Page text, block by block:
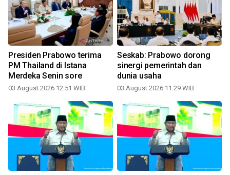
Presiden Prabowo terima
PM Thailand di Istana
Merdeka Senin sore
03 August 2026 12:51 WIB
Seskab: Prabowo dorong
sinergi pemerintah dan
dunia usaha
03 August 2026 11:29 WIB